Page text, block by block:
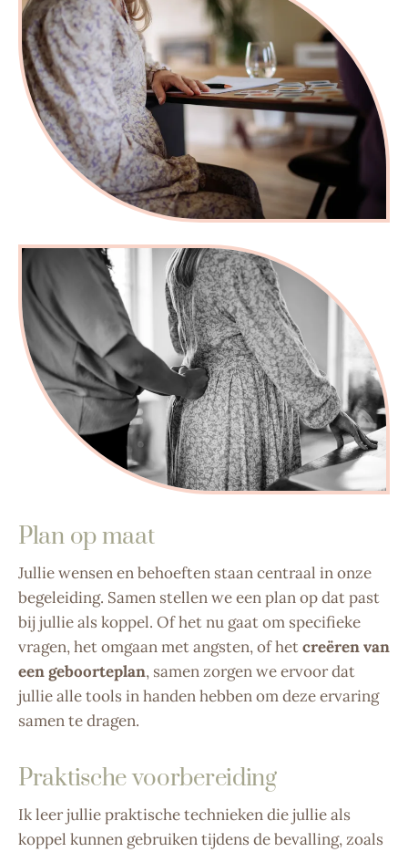
Plan op maat
Jullie wensen en behoeften staan centraal in onze
begeleiding. Samen stellen we een plan op dat past
bij jullie als koppel. Of het nu gaat om specifieke
vragen, het omgaan met angsten, of hetcreëren van
een geboorteplan, samen zorgen we ervoor dat
jullie alle tools in handen hebben om deze ervaring
samen te dragen.
Praktische voorbereiding
Ik leer jullie praktische technieken die jullie als
koppel kunnen gebruiken tijdens de bevalling, zoals